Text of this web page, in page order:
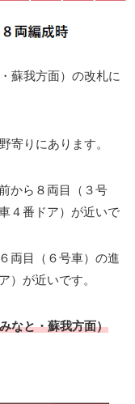
蘇我方面）の改札に
寄りにあります。
から８両目（３号
４番ドア）が近いで
両目（６号車）の進
）が近いです。
なと・蘇我方面）